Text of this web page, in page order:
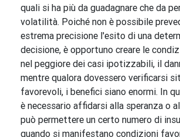
quali si ha più da guadagnare che da
volatilità. Poiché non è possibile
estrema precisione l'esito di una
decisione, è opportuno creare le
nel peggiore dei casi ipotizzabili, il
mentre qualora dovessero verificarsi
favorevoli, i benefici siano enormi. In
è necessario affidarsi alla speranza o
può permettere un certo numero di
quando si manifestano condizioni